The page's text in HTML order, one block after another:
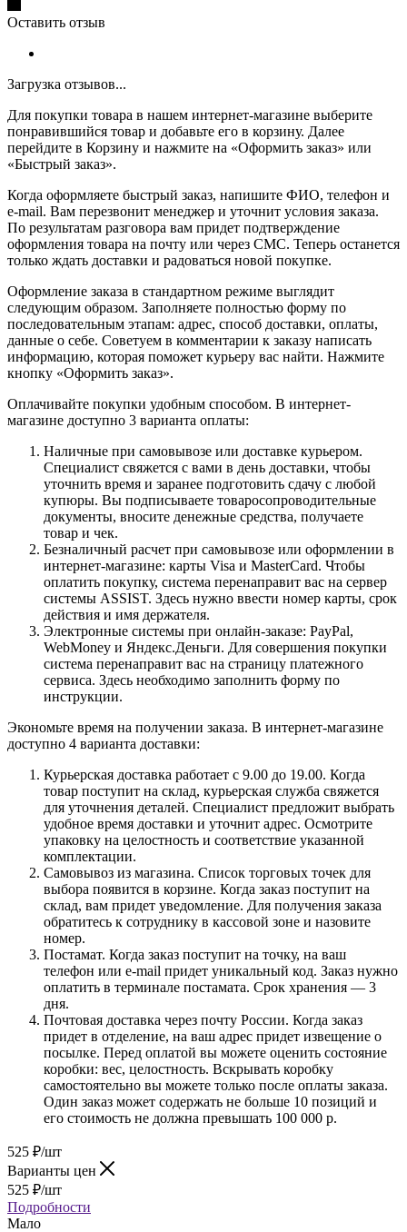
Оставить отзыв
Загрузка отзывов...
Для покупки товара в нашем интернет-магазине выберите
понравившийся товар и добавьте его в корзину. Далее
перейдите в Корзину и нажмите на «Оформить заказ» или
«Быстрый заказ».
Когда оформляете быстрый заказ, напишите ФИО, телефон и
e-mail. Вам перезвонит менеджер и уточнит условия заказа.
По результатам разговора вам придет подтверждение
оформления товара на почту или через СМС. Теперь останется
только ждать доставки и радоваться новой покупке.
Оформление заказа в стандартном режиме выглядит
следующим образом. Заполняете полностью форму по
последовательным этапам: адрес, способ доставки, оплаты,
данные о себе. Советуем в комментарии к заказу написать
информацию, которая поможет курьеру вас найти. Нажмите
кнопку «Оформить заказ».
Оплачивайте покупки удобным способом. В интернет-
магазине доступно 3 варианта оплаты:
Наличные при самовывозе или доставке курьером.
Специалист свяжется с вами в день доставки, чтобы
уточнить время и заранее подготовить сдачу с любой
купюры. Вы подписываете товаросопроводительные
документы, вносите денежные средства, получаете
товар и чек.
Безналичный расчет при самовывозе или оформлении в
интернет-магазине: карты Visa и MasterCard. Чтобы
оплатить покупку, система перенаправит вас на сервер
системы ASSIST. Здесь нужно ввести номер карты, срок
действия и имя держателя.
Электронные системы при онлайн-заказе: PayPal,
WebMoney и Яндекс.Деньги. Для совершения покупки
система перенаправит вас на страницу платежного
сервиса. Здесь необходимо заполнить форму по
инструкции.
Экономьте время на получении заказа. В интернет-магазине
доступно 4 варианта доставки:
Курьерская доставка работает с 9.00 до 19.00. Когда
товар поступит на склад, курьерская служба свяжется
для уточнения деталей. Специалист предложит выбрать
удобное время доставки и уточнит адрес. Осмотрите
упаковку на целостность и соответствие указанной
комплектации.
Самовывоз из магазина. Список торговых точек для
выбора появится в корзине. Когда заказ поступит на
склад, вам придет уведомление. Для получения заказа
обратитесь к сотруднику в кассовой зоне и назовите
номер.
Постамат. Когда заказ поступит на точку, на ваш
телефон или e-mail придет уникальный код. Заказ нужно
оплатить в терминале постамата. Срок хранения — 3
дня.
Почтовая доставка через почту России. Когда заказ
придет в отделение, на ваш адрес придет извещение о
посылке. Перед оплатой вы можете оценить состояние
коробки: вес, целостность. Вскрывать коробку
самостоятельно вы можете только после оплаты заказа.
Один заказ может содержать не больше 10 позиций и
его стоимость не должна превышать 100 000 р.
525 ₽/шт
Варианты цен
525 ₽/шт
Подробности
Мало